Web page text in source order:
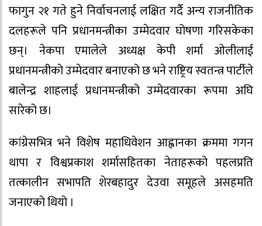
फागुन २१ गते हुने निर्वाचनलाई लक्षित गर्दै अन्य राजनीतिक
दलहरूले पनि प्रधानमन्त्रीका उम्मेदवार घोषणा गरिसकेका
छन्। नेकपा एमालेले अध्यक्ष केपी शर्मा ओलीलाई
प्रधानमन्त्रीको उम्मेदवार बनाएको छ भने राष्ट्रिय स्वतन्त्र पार्टीले
बालेन्द्र शाहलाई प्रधानमन्त्रीको उम्मेदवारका रूपमा अघि
सारेको छ।
कांग्रेसभित्र भने विशेष महाधिवेशन आह्वानका क्रममा गगन
थापा र विश्वप्रकाश शर्मासहितका नेताहरूको पहलप्रति
तत्कालीन सभापति शेरबहादुर देउवा समूहले असहमति
जनाएको थियो ।